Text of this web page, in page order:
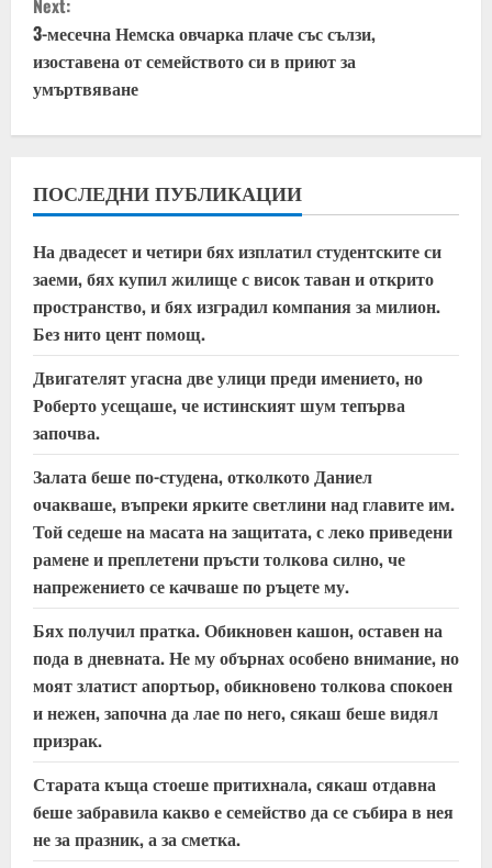
t
i
n
u
e
R
e
a
d
i
n
g
Next:
3-месечна Немска овчарка плаче със сълзи,
изоставена от семейството си в приют за
умъртвяване
ПОСЛЕДНИ ПУБЛИКАЦИИ
На двадесет и четири бях изплатил студентските си
заеми, бях купил жилище с висок таван и открито
пространство, и бях изградил компания за милион.
Без нито цент помощ.
Двигателят угасна две улици преди имението, но
Роберто усещаше, че истинският шум тепърва
започва.
Залата беше по-студена, отколкото Даниел
очакваше, въпреки ярките светлини над главите им.
Той седеше на масата на защитата, с леко приведени
рамене и преплетени пръсти толкова силно, че
напрежението се качваше по ръцете му.
Бях получил пратка. Обикновен кашон, оставен на
пода в дневната. Не му обърнах особено внимание, но
моят златист апортьор, обикновено толкова спокоен
и нежен, започна да лае по него, сякаш беше видял
призрак.
Старата къща стоеше притихнала, сякаш отдавна
беше забравила какво е семейство да се събира в нея
не за празник, а за сметка.